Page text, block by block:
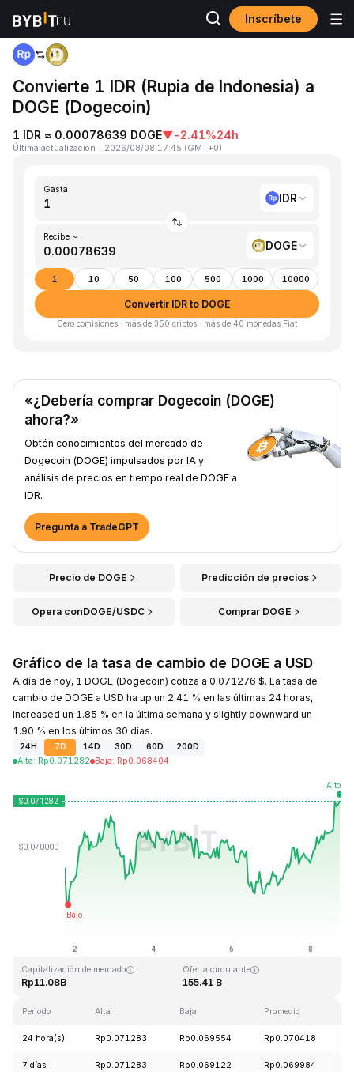
Inscríbete
Inicio IDR to DOGE
Convierte 1 IDR (Rupia de Indonesia) a
DOGE (Dogecoin)
1 IDR ≈ 0.00078639 DOGE▼-2.41%24h
Última actualización ： 2026/08/08 17:45 (GMT+0)
Gasta
IDR
Recibe ~
DOGE
1 10 50 100 500 1000 10000
Convertir IDR to DOGE
Cero comisiones · más de 350 criptos · más de 40 monedas Fiat
«¿Debería comprar Dogecoin (DOGE)
ahora?»
Obtén conocimientos del mercado de
Dogecoin (DOGE) impulsados por IA y
análisis de precios en tiempo real de DOGE a
IDR.
Pregunta a TradeGPT
Precio de DOGE Predicción de precios
Opera conDOGE/USDC Comprar DOGE
Gráfico de la tasa de cambio de DOGE a USD
A día de hoy, 1 DOGE (Dogecoin) cotiza a 0.071276 $. La tasa de
cambio de DOGE a USD ha up un 2.41 % en las últimas 24 horas,
increased un 1.85 % en la última semana y slightly downward un
1.90 % en los últimos 30 días.
24H 7D 14D 30D 60D
200D
Alta: Rp0.071282 Baja: Rp0.068404
Última actualización: 2026-08-08, 17:45 GMT+0
Rp0.731578 Rp0.000087
Capitalización de mercado
Rp11.08B
Oferta circulante
155.41 B
Periodo Alta Baja Promedio
24 hora(s) Rp0.071283 Rp0.069554 Rp0.070418
7 días Rp0.071283 Rp0.069122 Rp0.069984